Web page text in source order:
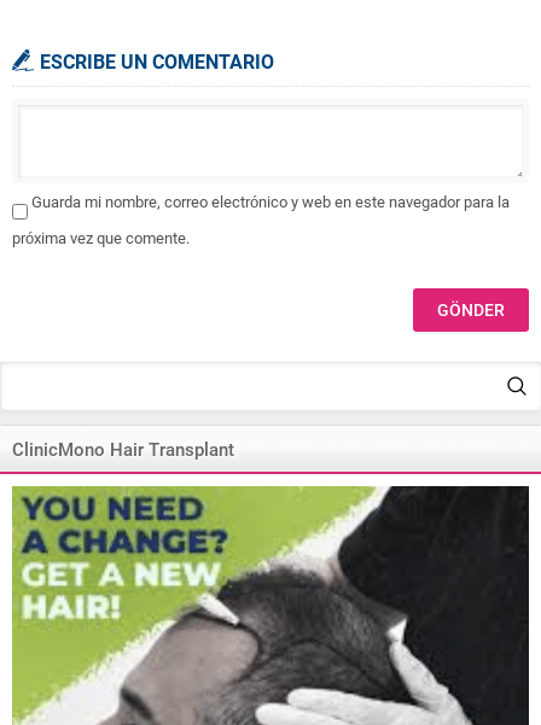
ESCRIBE UN COMENTARIO
Guarda mi nombre, correo electrónico y web en este navegador para la
próxima vez que comente.
ClinicMono Hair Transplant